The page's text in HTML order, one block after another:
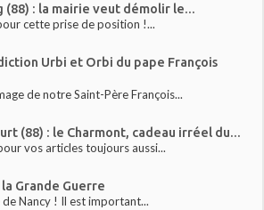
(88) : la mairie veut démolir le...
cette prise de position !...
Urbi et Orbi du pape François
de notre Saint-Père François...
(88) : le Charmont, cadeau irréel du...
vos articles toujours aussi...
la Grande Guerre
Nancy ! Il est important...